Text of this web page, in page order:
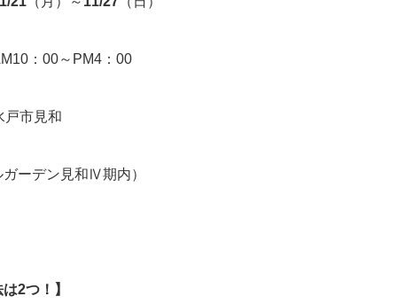
：00～PM4：00
戸市見和
ーデン見和Ⅳ期内）
2つ！】